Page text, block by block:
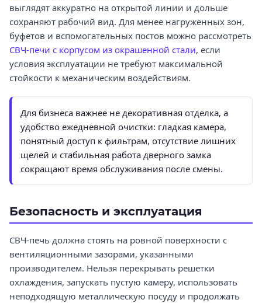
выглядят аккуратно на открытой линии и дольше
сохраняют рабочий вид. Для менее нагруженных зон,
буфетов и вспомогательных постов можно рассмотреть
СВЧ-печи с корпусом из окрашенной стали, если
условия эксплуатации не требуют максимальной
стойкости к механическим воздействиям.
Для бизнеса важнее не декоративная отделка, а
удобство ежедневной очистки: гладкая камера,
понятный доступ к фильтрам, отсутствие лишних
щелей и стабильная работа дверного замка
сокращают время обслуживания после смены.
Безопасность и эксплуатация
СВЧ-печь должна стоять на ровной поверхности с
вентиляционными зазорами, указанными
производителем. Нельзя перекрывать решетки
охлаждения, запускать пустую камеру, использовать
неподходящую металлическую посуду и продолжать